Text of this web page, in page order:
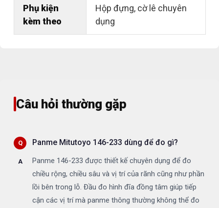
Phụ kiện
kèm theo
Hộp đựng, cờ lê chuyên
dụng
Câu hỏi thường gặp
Panme Mitutoyo 146-233 dùng để đo gì?
Panme 146-233 được thiết kế chuyên dụng để đo
chiều rộng, chiều sâu và vị trí của rãnh cũng như phần
lồi bên trong lỗ. Đầu đo hình đĩa đồng tâm giúp tiếp
cận các vị trí mà panme thông thường không thể đo